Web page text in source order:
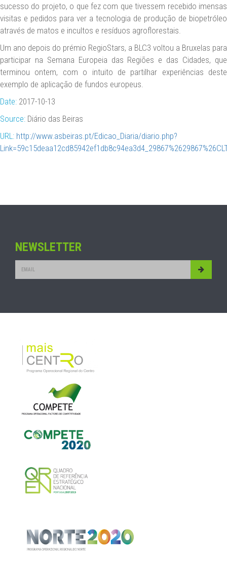
sucesso do projeto, o que fez com que tivessem recebido imensas
visitas e pedidos para ver a tecnologia de produção de biopetróleo
através de matos e incultos e resíduos agroflorestais.
Um ano depois do prémio RegioStars, a BLC3 voltou a Bruxelas para
participar na Semana Europeia das Regiões e das Cidades, que
terminou ontem, com o intuito de partilhar experiências deste
exemplo de aplicação de fundos europeus.
Date: 2017-10-13
Source: Diário das Beiras
URL: http://www.asbeiras.pt/Edicao_Diaria/diario.php?
NEWSLETTER
Submit